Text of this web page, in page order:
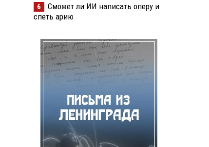
6
Сможет ли ИИ написать оперу и
спеть арию